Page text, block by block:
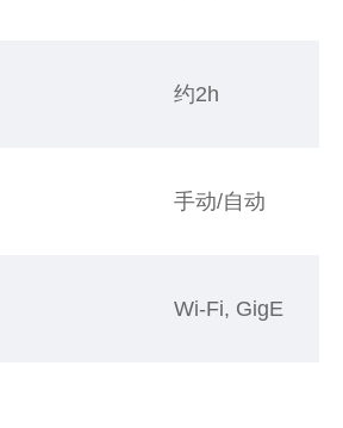
约2h
手动/自动
Wi-Fi, GigE